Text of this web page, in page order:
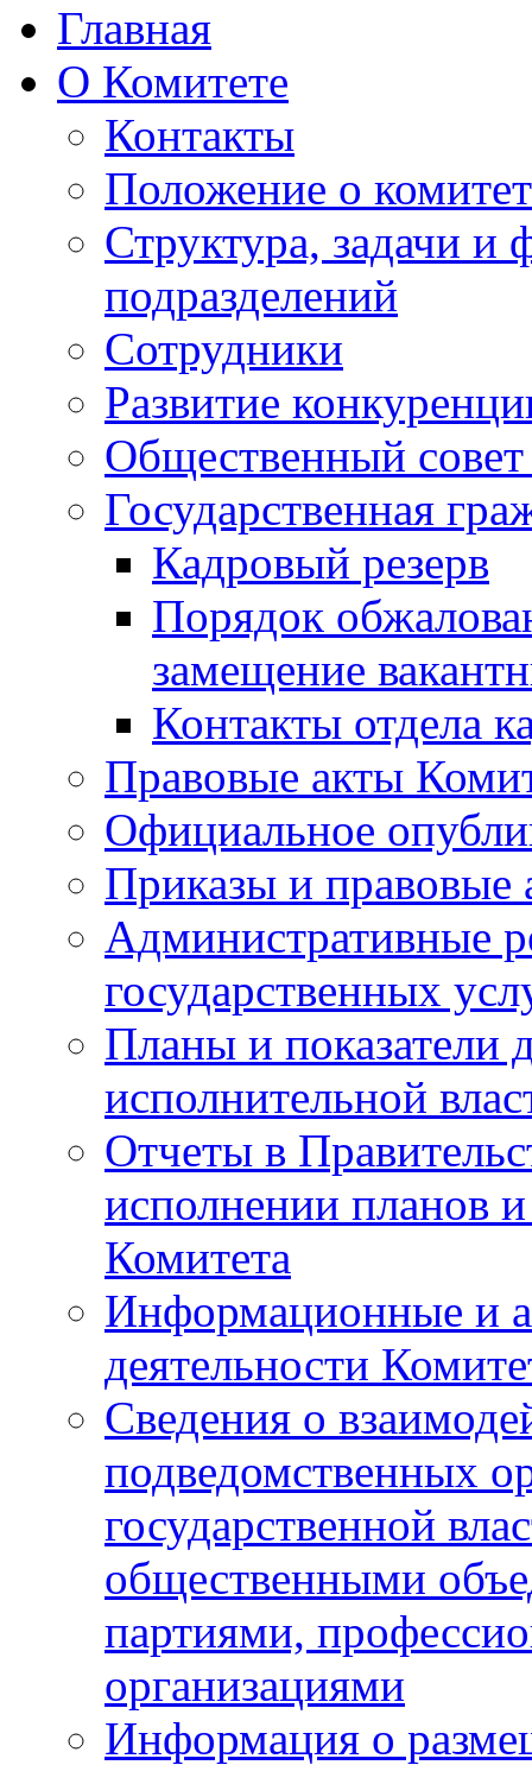
Главная
О Комитете
Контакты
Положение о
Структура, задачи и
подразделений
Сотрудники
Развитие
Общественный совет
Государственная
Кадровый резерв
Порядок
замещение
Контакты отдела
Правовые акты
Официальное
Приказы и правовые
Административные
государственных
Планы и показатели
исполнительной
Отчеты в
исполнении планов и
Комитета
Информационные и
деятельности
Сведения о
подведомственных
государственной
общественными
партиями,
организациями
Информация о